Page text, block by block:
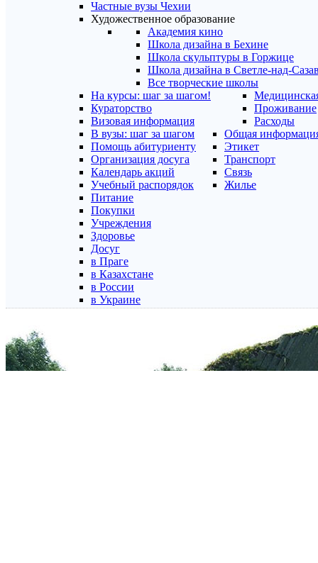
Частные вузы Чехии
Художественное образование
Академия кино
Школа дизайна в Бехине
Школа скульптуры в Горжице
Школа дизайна в Светле-над-
Все творческие школы
На курсы: шаг за шагом!
Кураторство
Визовая информация
Проживание
Расходы
В вузы: шаг за шагом
Помощь абитуриенту
Организация досуга
Календарь акций
Учебный распорядок
Общая
Этикет
Транспорт
Связь
Жилье
Питание
Покупки
Учреждения
Здоровье
Досуг
в Праге
в Казахстане
в России
в Украине